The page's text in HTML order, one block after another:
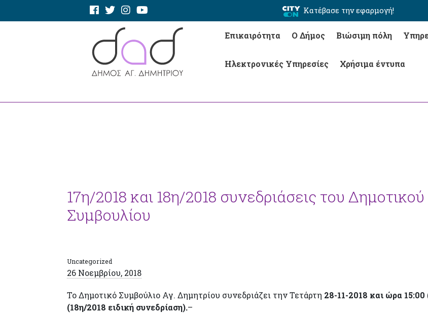
Κατέβασε την εφαρμογή!
Επικαιρότητα Ο Δήμος Βιώσιμη πόλη
Ηλεκτρονικές Υπηρεσίες Χρήσιμα έντυπα
17η/2018 και 18η/2018 συνεδριάσεις του Δημοτικού
Συμβουλίου
Uncategorized
26 Νοεμβρίου, 2018
Το Δημοτικό Συμβούλιο Αγ. Δημητρίου συνεδριάζει την Τετάρτη 28-11-2018 και ώρα
(18η/2018 ειδική συνεδρίαση).–